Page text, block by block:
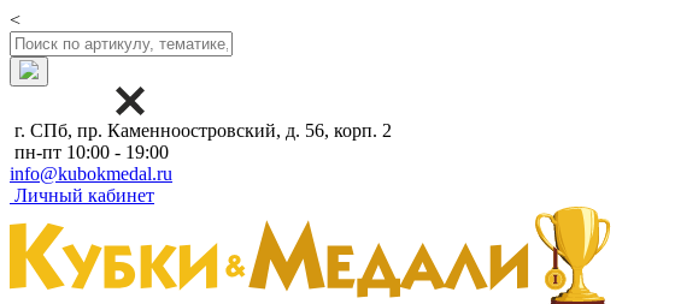
<
г. СПб, пр. Каменноостровский, д. 56, корп. 2
пн-пт 10:00 - 19:00
info@kubokmedal.ru
Личный кабинет